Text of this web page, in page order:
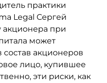
практики
Legal Сергей
акционера при
может
состав акционеров
лицо, купившее
эти риски, как